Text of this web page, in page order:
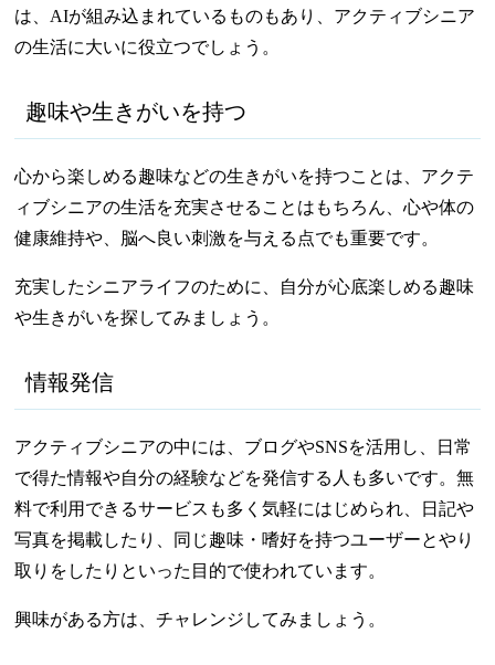
は、AIが組み込まれているものもあり、アクティブシニア
の生活に大いに役立つでしょう。
趣味や生きがいを持つ
心から楽しめる趣味などの生きがいを持つことは、アクテ
ィブシニアの生活を充実させることはもちろん、心や体の
健康維持や、脳へ良い刺激を与える点でも重要です。
充実したシニアライフのために、自分が心底楽しめる趣味
や生きがいを探してみましょう。
情報発信
アクティブシニアの中には、ブログやSNSを活用し、日常
で得た情報や自分の経験などを発信する人も多いです。無
料で利用できるサービスも多く気軽にはじめられ、日記や
写真を掲載したり、同じ趣味・嗜好を持つユーザーとやり
取りをしたりといった目的で使われています。
興味がある方は、チャレンジしてみましょう。